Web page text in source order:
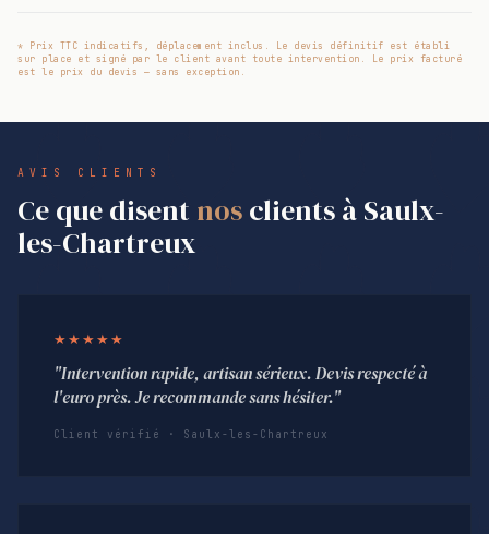
* Prix TTC indicatifs, déplacement inclus. Le devis définitif est établi
sur place et signé par le client avant toute intervention. Le prix facturé
est le prix du devis — sans exception.
AVIS CLIENTS
Ce que disent nosclients à Saulx-
les-Chartreux
★★★★★
"Intervention rapide, artisan sérieux. Devis respecté à
l'euro près. Je recommande sans hésiter."
Client vérifié · Saulx-les-Chartreux